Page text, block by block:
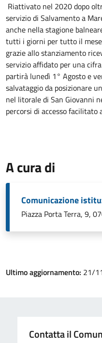
Riattivato nel 2020 dopo
servizio di Salvamento a
anche nella stagione
tutti i giorni per tutto il
grazie allo stanziamento
servizio affidato per una
partirà lunedì 1° Agosto e
salvataggio da posizionare
nel litorale di San Giovanni
percorsi di accesso facilitato
A cura di
Comunicazione
Piazza Porta Terra, 9,
Ultimo aggiornamento: 21/
Contatta il